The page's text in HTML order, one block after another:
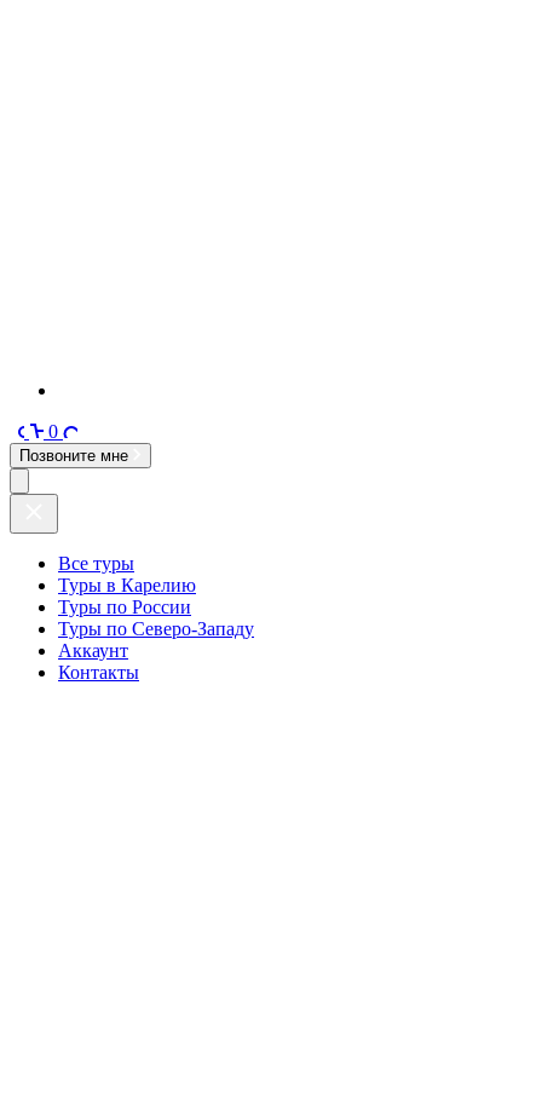
0
Позвоните мне
Все туры
Туры в Карелию
Туры по России
Туры по Северо-Западу
Аккаунт
Контакты